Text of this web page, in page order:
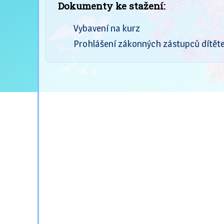
Dokumenty ke stažení:
Vybavení na kurz
Prohlášení zákonných zástupců